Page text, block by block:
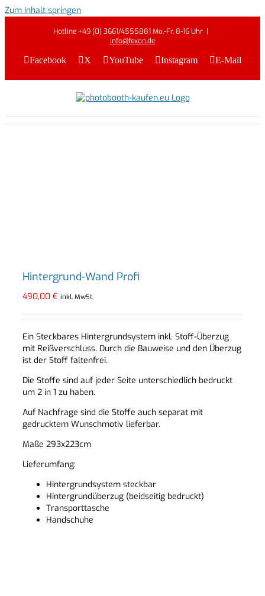
Zum Inhalt springen
Hotline +49 (0) 3661/4555881 Mo.-Fr. 8-16 Uhr |
info@fexon.de
Facebook X YouTube Instagram E-Mail
Hintergrund-Wand Profi
490,00 € inkl. MwSt.
Ein Steckbares Hintergrundsystem inkl. Stoff-Überzug
mit Reißverschluss. Durch die Bauweise und den Überzug
ist der Stoff faltenfrei.
Die Stoffe sind auf jeder Seite unterschiedlich bedruckt
um 2 in 1 zu haben.
Auf Nachfrage sind die Stoffe auch separat mit
gedrucktem Wunschmotiv lieferbar.
Maße 293x223cm
Lieferumfang:
Hintergrundsystem steckbar
Hintergrundüberzug (beidseitig bedruckt)
Transporttasche
Handschuhe